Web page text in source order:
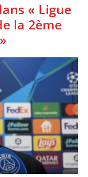
« Ligue
la 2ème